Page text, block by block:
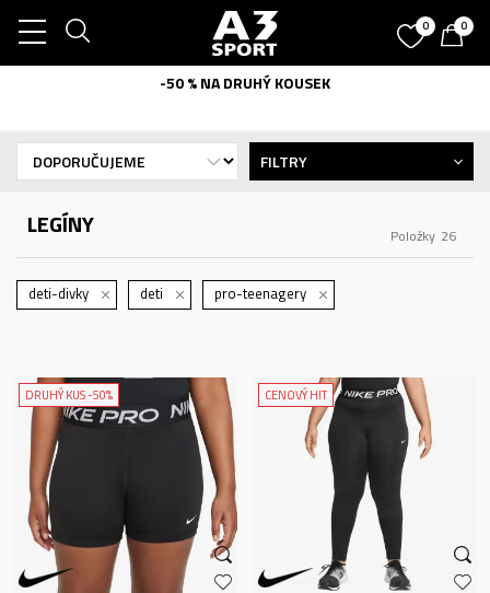
0 0
-50 % NA DRUHÝ KOUSEK
LEGÍNY 26
Položky
FILTRY
deti-divky deti pro-teenagery
DRUHÝ KUS -50% CENOVÝ HIT